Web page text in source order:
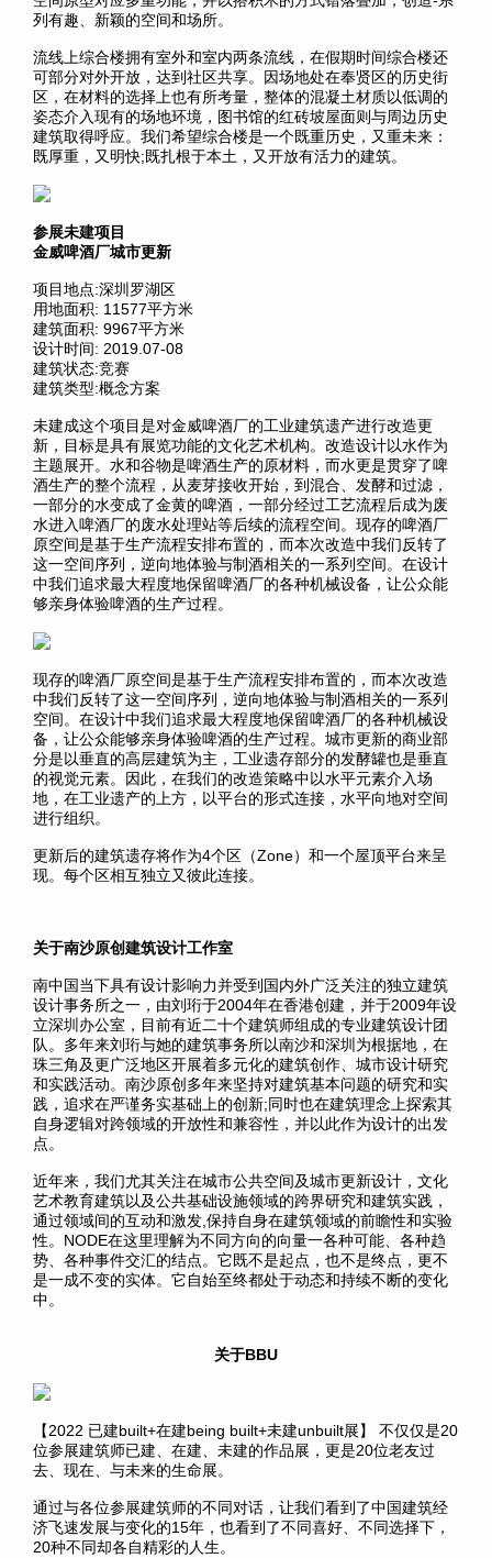
列有趣、新颖的空间和场所。
流线上综合楼拥有室外和室内两条流线，在假期时间综合楼还
可部分对外开放，达到社区共享。因场地处在奉贤区的历史街
区，在材料的选择上也有所考量，整体的混凝土材质以低调的
姿态介入现有的场地环境，图书馆的红砖坡屋面则与周边历史
建筑取得呼应。我们希望综合楼是一个既重历史，又重未来：
既厚重，又明快;既扎根于本土，又开放有活力的建筑。
参展未建项目
金威啤酒厂城市更新
项目地点:深圳罗湖区
用地面积: 11577平方米
建筑面积: 9967平方米
设计时间: 2019.07-08
建筑状态:竞赛
建筑类型:概念方案
未建成这个项目是对金威啤酒厂的工业建筑遗产进行改造更
新，目标是具有展览功能的文化艺术机构。改造设计以水作为
主题展开。水和谷物是啤酒生产的原材料，而水更是贯穿了啤
酒生产的整个流程，从麦芽接收开始，到混合、发酵和过滤，
一部分的水变成了金黄的啤酒，一部分经过工艺流程后成为废
水进入啤酒厂的废水处理站等后续的流程空间。现存的啤酒厂
原空间是基于生产流程安排布置的，而本次改造中我们反转了
这一空间序列，逆向地体验与制酒相关的一系列空间。在设计
中我们追求最大程度地保留啤酒厂的各种机械设备，让公众能
够亲身体验啤酒的生产过程。
现存的啤酒厂原空间是基于生产流程安排布置的，而本次改造
中我们反转了这一空间序列，逆向地体验与制酒相关的一系列
空间。在设计中我们追求最大程度地保留啤酒厂的各种机械设
备，让公众能够亲身体验啤酒的生产过程。城市更新的商业部
分是以垂直的高层建筑为主，工业遗存部分的发酵罐也是垂直
的视觉元素。因此，在我们的改造策略中以水平元素介入场
地，在工业遗产的上方，以平台的形式连接，水平向地对空间
进行组织。
更新后的建筑遗存将作为4个区（Zone）和一个屋顶平台来呈
现。每个区相互独立又彼此连接。
关于南沙原创建筑设计工作室
南中国当下具有设计影响力并受到国内外广泛关注的独立建筑
设计事务所之一，由刘珩于2004年在香港创建，并于2009年设
立深圳办公室，目前有近二十个建筑师组成的专业建筑设计团
队。多年来刘珩与她的建筑事务所以南沙和深圳为根据地，在
珠三角及更广泛地区开展着多元化的建筑创作、城市设计研究
和实践活动。南沙原创多年来坚持对建筑基本问题的研究和实
践，追求在严谨务实基础上的创新;同时也在建筑理念上探索其
自身逻辑对跨领域的开放性和兼容性，并以此作为设计的出发
点。
近年来，我们尤其关注在城市公共空间及城市更新设计，文化
艺术教育建筑以及公共基础设施领域的跨界研究和建筑实践，
通过领域间的互动和激发,保持自身在建筑领域的前瞻性和实验
性。NODE在这里理解为不同方向的向量一各种可能、各种趋
势、各种事件交汇的结点。它既不是起点，也不是终点，更不
是一成不变的实体。它自始至终都处于动态和持续不断的变化
中。
关于BBU
【2022 已建built+在建being built+未建unbuilt展】 不仅仅是20
位参展建筑师已建、在建、未建的作品展，更是20位老友过
去、现在、与未来的生命展。
通过与各位参展建筑师的不同对话，让我们看到了中国建筑经
济飞速发展与变化的15年，也看到了不同喜好、不同选择下，
20种不同却各自精彩的人生。